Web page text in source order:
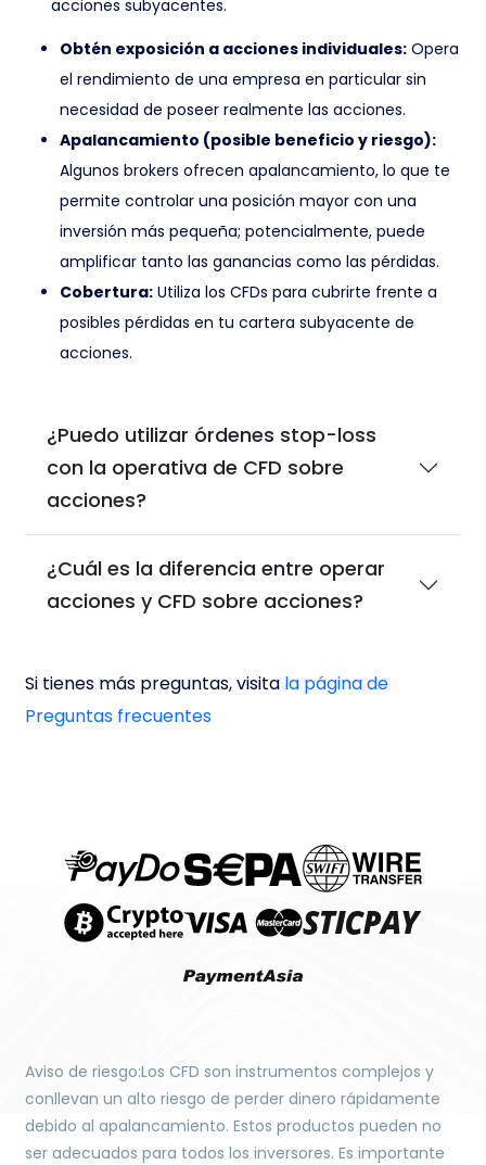
acciones subyacentes.
Obtén exposición a acciones individuales: Opera
el rendimiento de una empresa en particular sin
necesidad de poseer realmente las acciones.
Apalancamiento (posible beneficio y riesgo):
Algunos brokers ofrecen apalancamiento, lo que te
permite controlar una posición mayor con una
inversión más pequeña; potencialmente, puede
amplificar tanto las ganancias como las pérdidas.
Cobertura: Utiliza los CFDs para cubrirte frente a
posibles pérdidas en tu cartera subyacente de
acciones.
¿Puedo utilizar órdenes stop-loss
con la operativa de CFD sobre
acciones?
¿Cuál es la diferencia entre operar
acciones y CFD sobre acciones?
Si tienes más preguntas, visita la página de
Preguntas frecuentes
Aviso de riesgo:Los CFD son instrumentos complejos y
conllevan un alto riesgo de perder dinero rápidamente
debido al apalancamiento. Estos productos pueden no
ser adecuados para todos los inversores. Es importante